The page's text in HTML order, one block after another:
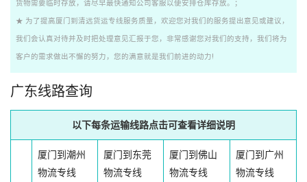
货物需要临时存放，请尽早最快通知公司客服以便安排仓库存放。；
★ 为了提高厦门到清远货运专线服务质量，欢迎您对我们的服务提出意见或建议，
我们会认真对待并及时把处理意见汇报于您，非常感谢您对我们的支持，我们将为
客户的需求做出不懈的努力，您的满意就是我们前进的动力!
广东线路查询
以下每条运输线路点击可查看详细说明
厦门到潮州
物流专线
厦门到东莞
物流专线
厦门到佛山
物流专线
厦门到广州
物流专线